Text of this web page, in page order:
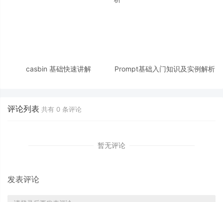
casbin 基础快速讲解 Prompt基础入门知识及实例解析
评论列表 共有 0 条评论
暂无评论
发表评论